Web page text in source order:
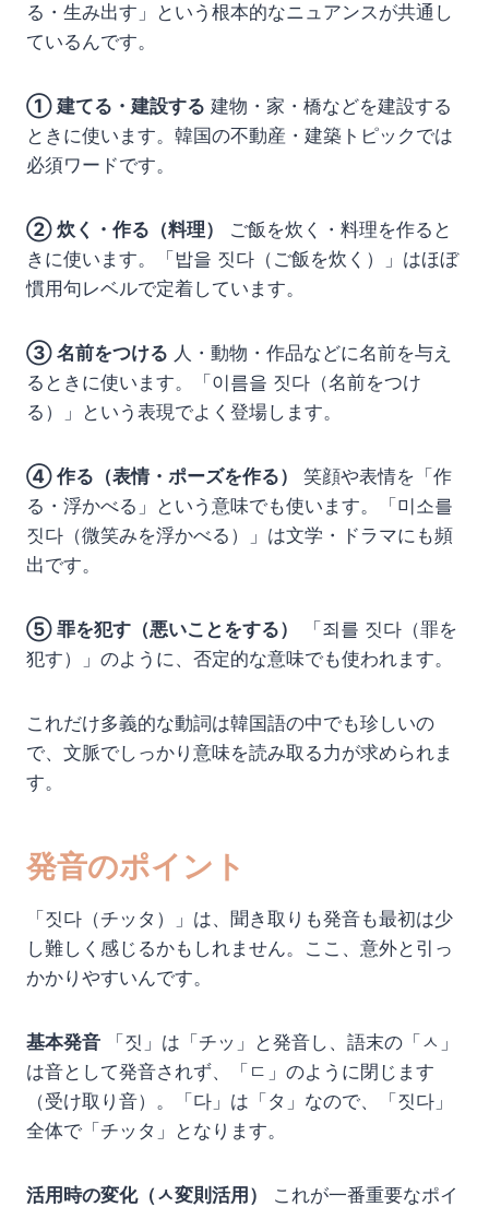
る・生み出す」という根本的なニュアンスが共通し
ているんです。
① 建てる・建設する 建物・家・橋などを建設する
ときに使います。韓国の不動産・建築トピックでは
必須ワードです。
② 炊く・作る（料理）
ご飯を炊く・料理を作ると
きに使います。「밥을 짓다（ご飯を炊く）」はほぼ
慣用句レベルで定着しています。
③ 名前をつける 人・動物・作品などに名前を与え
るときに使います。「이름을 짓다（名前をつけ
る）」という表現でよく登場します。
④ 作る（表情・ポーズを作る）
笑顔や表情を「作
る・浮かべる」という意味でも使います。「미소를
짓다（微笑みを浮かべる）」は文学・ドラマにも頻
出です。
⑤ 罪を犯す（悪いことをする）
「죄를 짓다（罪を
犯す）」のように、否定的な意味でも使われます。
これだけ多義的な動詞は韓国語の中でも珍しいの
で、文脈でしっかり意味を読み取る力が求められま
す。
発音のポイント
「짓다（チッタ）」は、聞き取りも発音も最初は少
し難しく感じるかもしれません。ここ、意外と引っ
かかりやすいんです。
基本発音 「짓」は「チッ」と発音し、語末の「ㅅ」
は音として発音されず、「ㄷ」のように閉じます
（受け取り音）。「다」は「タ」なので、「짓다」
全体で「チッタ」となります。
活用時の変化（ㅅ変則活用） これが一番重要なポイ